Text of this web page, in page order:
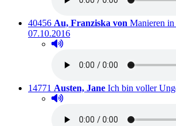
Titelnummer:
40456 von
Au, Franziska von Manieren
07.10.2016
Hörprobe abspielen
Hörprobe von Manieren in 60
Titelnummer:
14771 von
Austen, Jane: Ich bin voller
Hörprobe abspielen
Hörprobe von Ich bin voller